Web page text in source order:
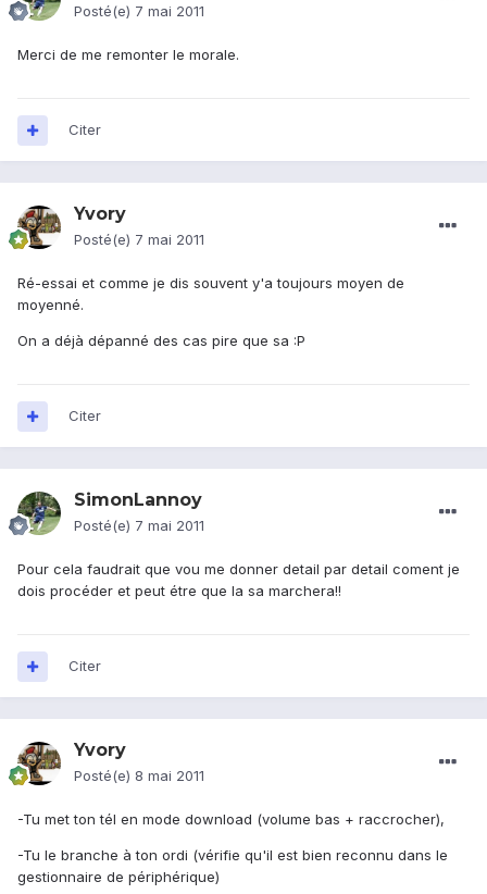
Posté(e) 7 mai 2011
Merci de me remonter le morale.
Citer
Yvory
Posté(e) 7 mai 2011
Ré-essai et comme je dis souvent y'a toujours moyen de
moyenné.
On a déjà dépanné des cas pire que sa :P
Citer
SimonLannoy
Posté(e) 7 mai 2011
Pour cela faudrait que vou me donner detail par detail coment je
dois procéder et peut étre que la sa marchera!!
Citer
Yvory
Posté(e) 8 mai 2011
-Tu met ton tél en mode download (volume bas + raccrocher),
-Tu le branche à ton ordi (vérifie qu'il est bien reconnu dans le
gestionnaire de périphérique)